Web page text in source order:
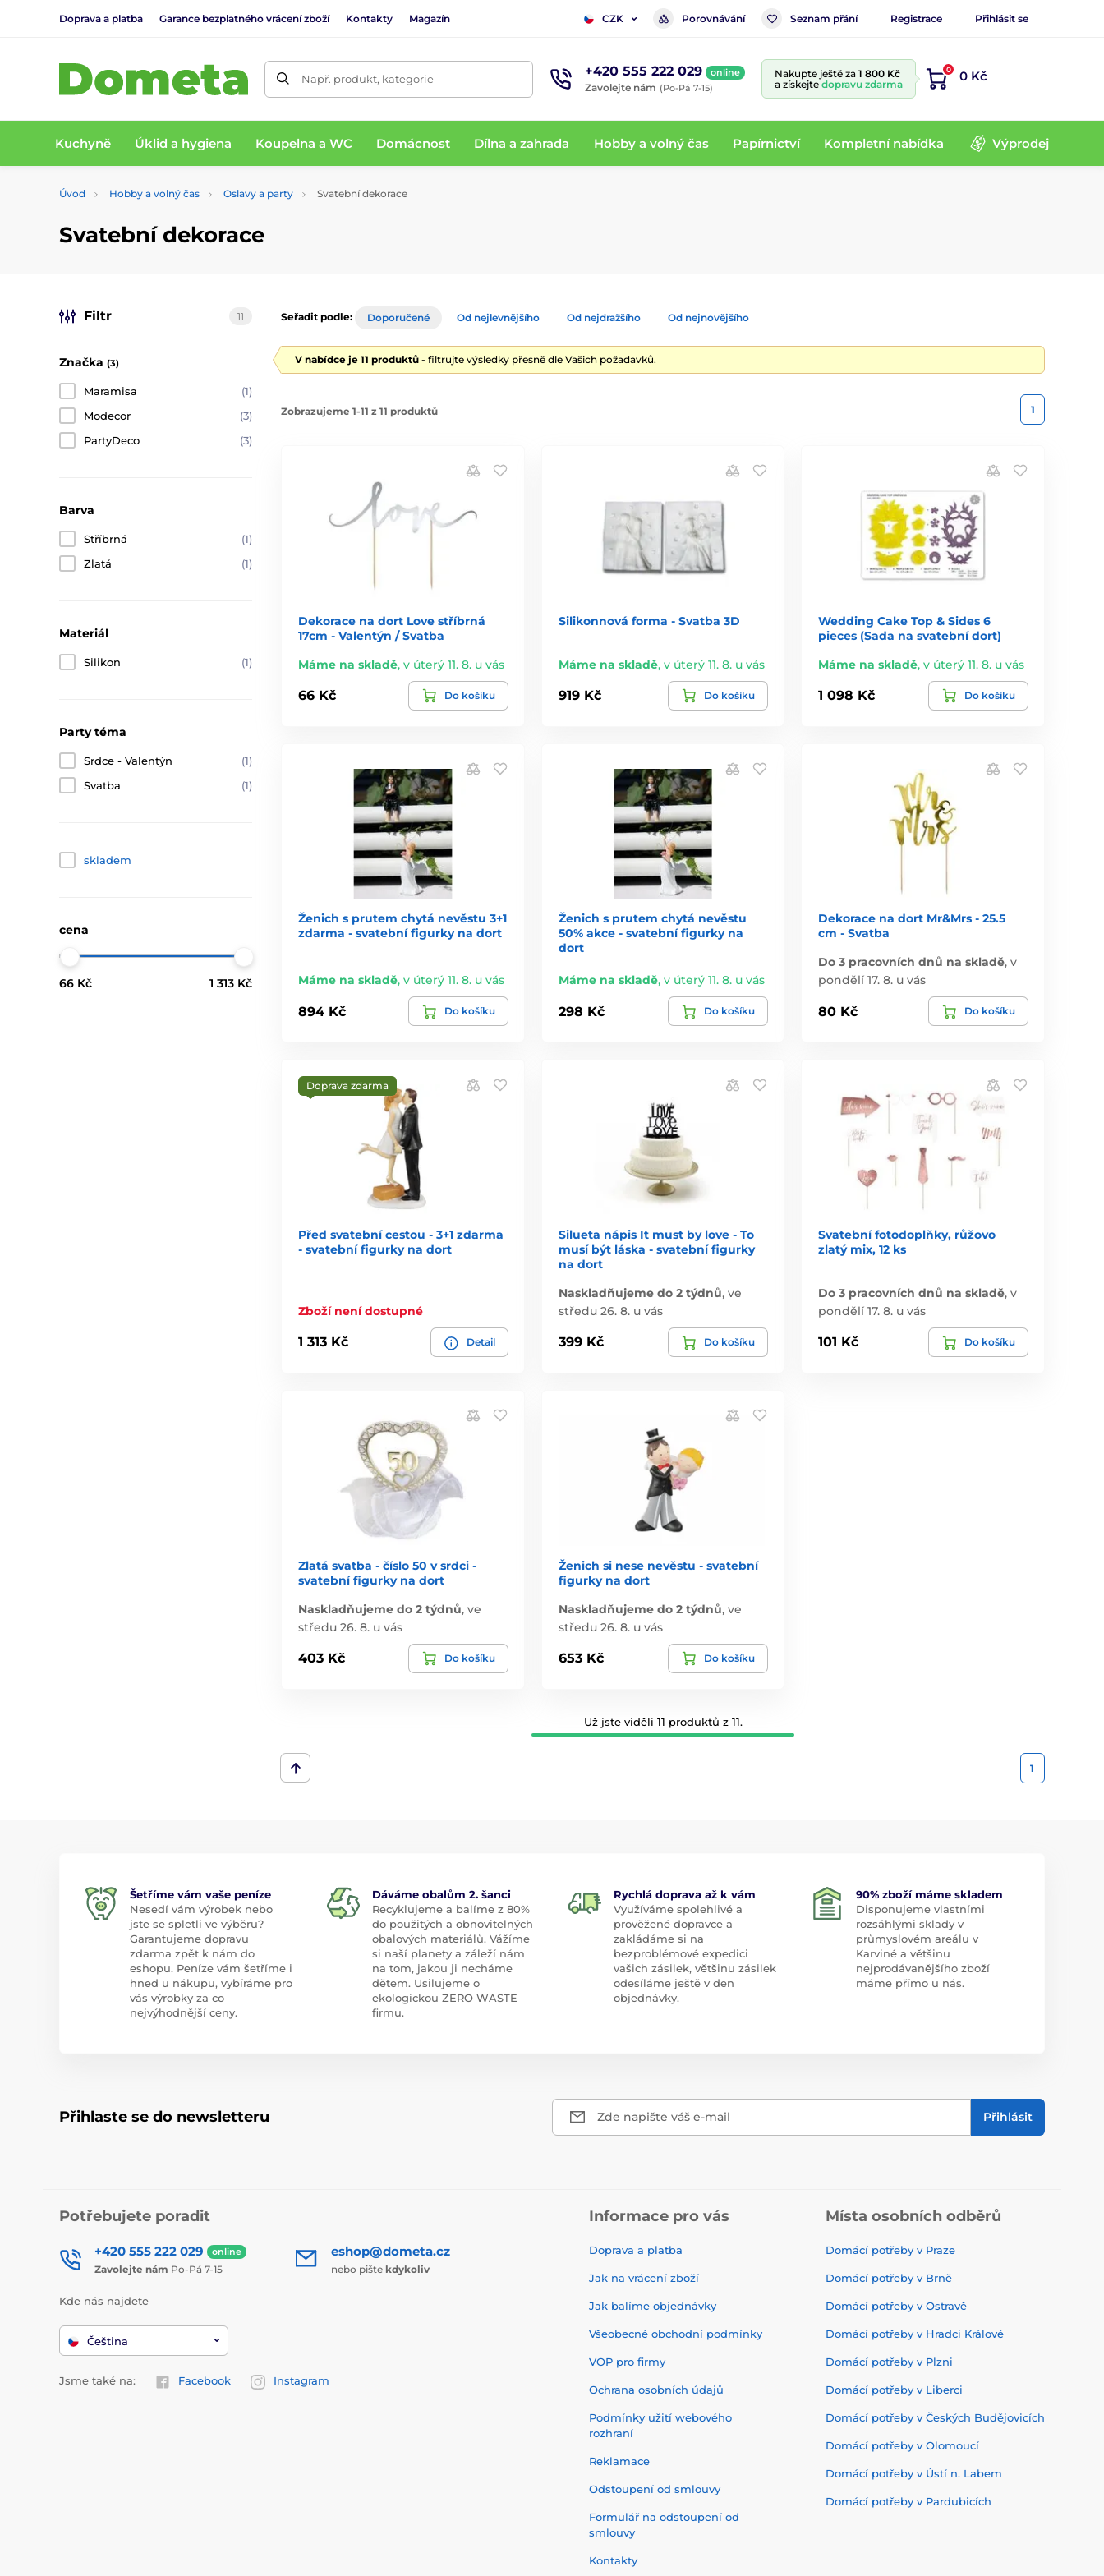
Doprava a platba Garance bezplatného vrácení zboží Kontakty Magazín CZK Porovnávání Seznam přání Registrace Přihlásit se
Např. produkt, kategorie +420 555 222 029 online
Zavolejte nám (Po-Pá 7-15)
Nakupte ještě za 1 800 Kč
a získejte dopravu zdarma
0 0 Kč
Kuchyně Úklid a hygiena Koupelna a WC Domácnost Dílna a zahrada Hobby a volný čas Papírnictví Kompletní nabídka Výprodej
Úvod Hobby a volný čas Oslavy a party Svatební dekorace
Svatební dekorace
Filtr 11
Značka (3)
Maramisa
(1)
Modecor
(3)
PartyDeco
(3)
Barva
Stříbrná
(1)
Zlatá
(1)
Materiál
Silikon (1)
Party téma
Srdce - Valentýn
(1)
Svatba
(1)
skladem
cena
66 Kč 1 313 Kč
Seřadit podle: Doporučené Od nejlevnějšího Od nejdražšího Od nejnovějšího
V nabídce je 11 produktů - filtrujte výsledky přesně dle Vašich požadavků.
Zobrazujeme 1-11 z 11 produktů 1
Dekorace na dort Love stříbrná
17cm - Valentýn / Svatba
Máme na skladě, v úterý 11. 8. u vás
66 Kč Do košíku
Silikonnová forma - Svatba 3D
Máme na skladě, v úterý 11. 8. u vás
919 Kč Do košíku
Wedding Cake Top & Sides 6
pieces (Sada na svatební dort)
Máme na skladě,v úterý 11. 8. u vás
1 098 Kč Do košíku
Ženich s prutem chytá nevěstu 3+1
zdarma - svatební figurky na dort
Máme na skladě, v úterý 11. 8. u vás
894 Kč Do košíku
Ženich s prutem chytá nevěstu
50% akce - svatební figurky na
dort
Máme na skladě, v úterý 11. 8. u vás
298 Kč Do košíku
Dekorace na dort Mr&Mrs - 25.5
cm - Svatba
Do 3 pracovních dnů na skladě,v
pondělí 17. 8. u vás
80 Kč Do košíku
Doprava zdarma
Před svatební cestou - 3+1 zdarma
- svatební figurky na dort
Zboží není dostupné
1 313 Kč Detail
Silueta nápis It must by love - To
musí být láska - svatební figurky
na dort
Naskladňujeme do 2 týdnů, ve
středu 26. 8. u vás
399 Kč Do košíku
Svatební fotodoplňky, růžovo
zlatý mix, 12 ks
Do 3 pracovních dnů na skladě,v
pondělí 17. 8. u vás
101 Kč Do košíku
Zlatá svatba - číslo 50 v srdci -
svatební figurky na dort
Naskladňujeme do 2 týdnů, ve
středu 26. 8. u vás
403 Kč Do košíku
Ženich si nese nevěstu - svatební
figurky na dort
Naskladňujeme do 2 týdnů, ve
středu 26. 8. u vás
653 Kč Do košíku
Už jste viděli 11 produktů z 11.
1
Šetříme vám vaše peníze
Nesedí vám výrobek nebo
jste se spletli ve výběru?
Garantujeme dopravu
zdarma zpět k nám do
eshopu. Peníze vám šetříme i
hned u nákupu, vybíráme pro
vás výrobky za co
nejvýhodnější ceny.
Dáváme obalům 2. šanci
Recyklujeme a balíme z 80%
do použitých a obnovitelných
obalových materiálů. Vážíme
si naší planety a záleží nám
na tom, jakou ji necháme
dětem. Usilujeme o
ekologickou ZERO WASTE
firmu.
Rychlá doprava až k vám
Využíváme spolehlivé a
prověžené dopravce a
zakládáme si na
bezproblémové expedici
vašich zásilek, většinu zásilek
odesíláme ještě v den
objednávky.
90% zboží máme skladem
Disponujeme vlastními
rozsáhlými sklady v
průmyslovém areálu v
Karviné a většinu
nejprodávanějšího zboží
máme přímo u nás.
Přihlaste se do newsletteru Zde napište váš e-mail Přihlásit
Potřebujete poradit
+420 555 222 029 online
Zavolejte nám Po-Pá 7-15
eshop@dometa.cz
nebo pište kdykoliv
Kde nás najdete
Čeština
Jsme také na: Facebook Instagram
Informace pro vás
Doprava a platba
Jak na vrácení zboží
Jak balíme objednávky
Všeobecné obchodní podmínky
VOP pro firmy
Ochrana osobních údajů
Podmínky užití webového
rozhraní
Reklamace
Odstoupení od smlouvy
Formulář na odstoupení od
smlouvy
Kontakty
Místa osobních odběrů
Domácí potřeby v Praze
Domácí potřeby v Brně
Domácí potřeby v Ostravě
Domácí potřeby v Hradci Králové
Domácí potřeby v Plzni
Domácí potřeby v Liberci
Domácí potřeby v Českých Budějovicích
Domácí potřeby v Olomoucí
Domácí potřeby v Ústí n. Labem
Domácí potřeby v Pardubicích